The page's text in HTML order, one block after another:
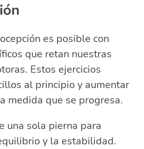
es posible con
que retan nuestras
Estos ejercicios
al principio y aumentar
medida que se progresa.
una sola pierna para
y la estabilidad.